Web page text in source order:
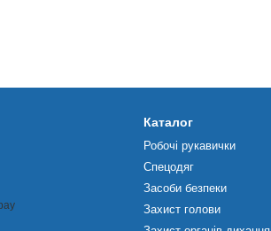
Каталог
Робочі рукавички
Спецодяг
Засоби безпеки
Захист голови